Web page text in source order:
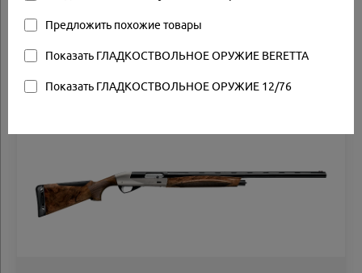
Предложить похожие товары
Показать ГЛАДКОСТВОЛЬНОЕ ОРУЖИЕ BERETTA
Показать ГЛАДКОСТВОЛЬНОЕ ОРУЖИЕ 12/76
Другие товары